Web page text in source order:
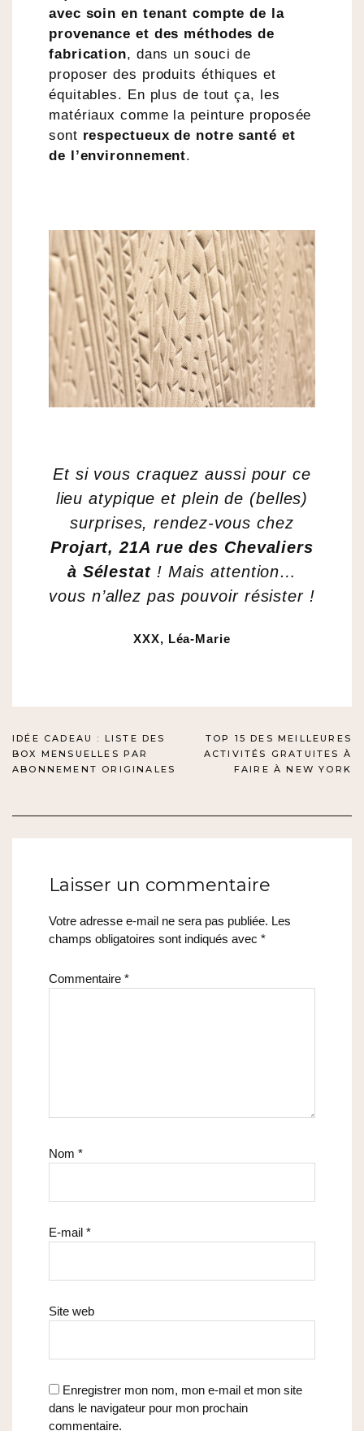
avec soin en tenant compte de la
provenance et des méthodes de
fabrication, dans un souci de
proposer des produits éthiques et
équitables. En plus de tout ça, les
matériaux comme la peinture proposée
sont respectueux de notre santé et
de l’environnement.
Et si vous craquez aussi pour ce
lieu atypique et plein de (belles)
surprises, rendez-vous chez
Projart, 21A rue des Chevaliers
à Sélestat! Mais attention…
vous n’allez pas pouvoir résister !
XXX, Léa-Marie
NAVIGATION
DE
IDÉE CADEAU : LISTE DES
BOX MENSUELLES PAR
ABONNEMENT ORIGINALES
TOP 15 DES MEILLEURES
ACTIVITÉS GRATUITES À
FAIRE À NEW YORK
Laisser un commentaire
Votre adresse e-mail ne sera pas publiée. Les
champs obligatoires sont indiqués avec *
Commentaire *
Nom *
E-mail *
Site web
Enregistrer mon nom, mon e-mail et mon site
dans le navigateur pour mon prochain
commentaire.